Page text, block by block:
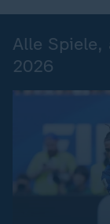
Alle Spiele,
2026